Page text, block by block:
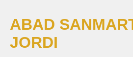
ABAD
JORDI